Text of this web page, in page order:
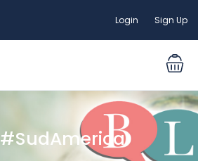
Login Sign Up
#SudAmerica